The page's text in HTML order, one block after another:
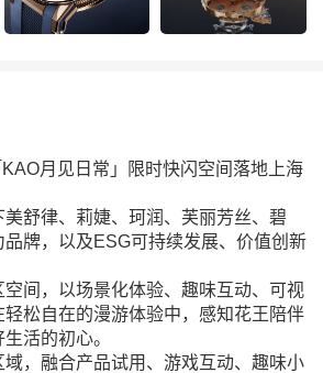
月见日常」限时快闪空间落地上海
舒律、莉婕、珂润、芙丽芳丝、碧
牌，以及ESG可持续发展、价值创新
间，以场景化体验、趣味互动、可视
松自在的漫游体验中，感知花王陪伴
活的初心。
，融合产品试用、游戏互动、趣味小